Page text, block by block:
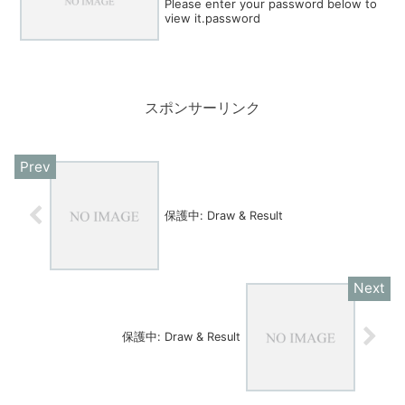
Please enter your password below to
view it.password
スポンサーリンク
保護中: Draw & Result
保護中: Draw & Result